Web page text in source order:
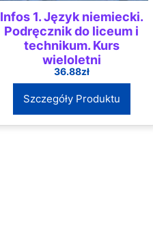
Infos 1. Język niemiecki.
Podręcznik do liceum i
technikum. Kurs
wieloletni
36.88zł
Szczegóły Produktu